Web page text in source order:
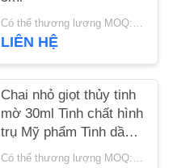
Có thể thương lượng MOQ:10000 chiếc
LIÊN HỆ
Chai nhỏ giọt thủy tinh
mờ 30ml Tinh chất hình
trụ Mỹ phẩm Tinh dầu
vai phẳng
Có thể thương lượng MOQ:thương lượng